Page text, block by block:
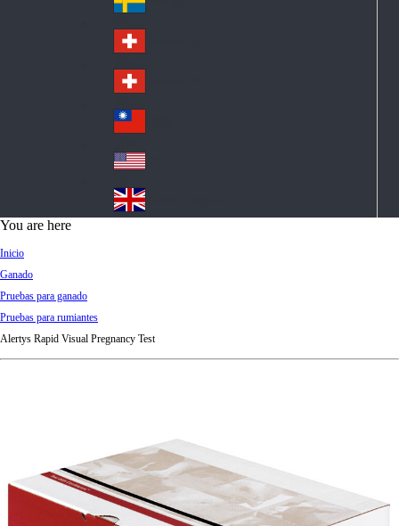
ric
a
Sw
ed
en
Sw
itz
erl
an
d
Sw
itz
erl
an
d
wa
n
A
Un
m
You are here
Inicio
Ganado
Pruebas para ganado
Pruebas para rumiantes
Alertys Rapid Visual Pregnancy Test